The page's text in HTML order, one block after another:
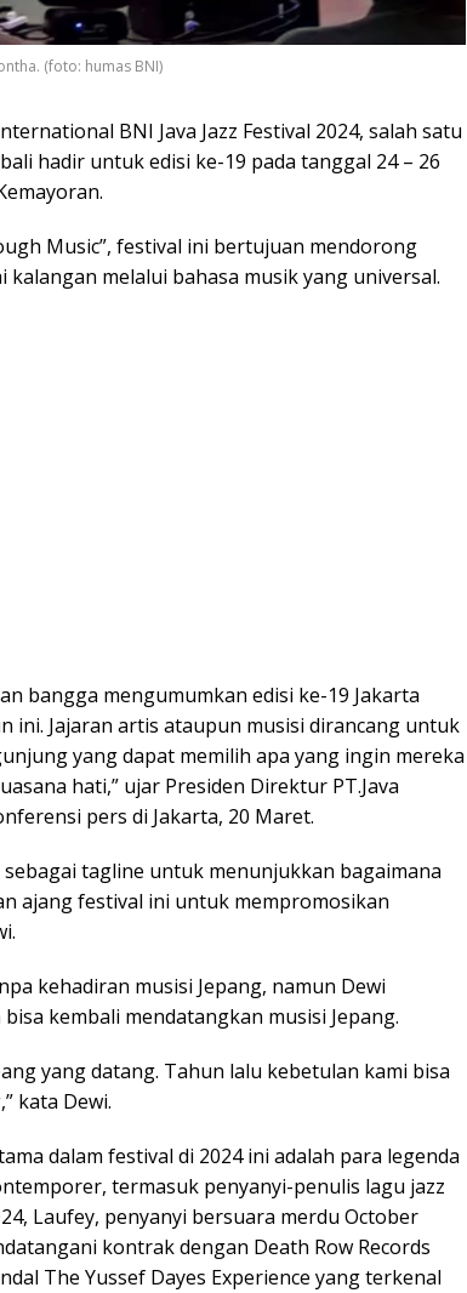
(foto: humas BNI)
BNI Java Jazz Festival 2024, salah satu
hadir untuk edisi ke-19 pada tanggal 24 – 26
Music”, festival ini bertujuan mendorong
melalui bahasa musik yang universal.
bangga mengumumkan edisi ke-19 Jakarta
ini. Jajaran artis ataupun musisi dirancang untuk
yang dapat memilih apa yang ingin mereka
hati,” ujar Presiden Direktur PT.Java
pers di Jakarta, 20 Maret.
sebagai tagline untuk menunjukkan bagaimana
ajang festival ini untuk mempromosikan
kehadiran musisi Jepang, namun Dewi
kembali mendatangkan musisi Jepang.
yang datang. Tahun lalu kebetulan kami bisa
kata Dewi.
dalam festival di 2024 ini adalah para legenda
termasuk penyanyi-penulis lagu jazz
Laufey, penyanyi bersuara merdu October
kontrak dengan Death Row Records
The Yussef Dayes Experience yang terkenal